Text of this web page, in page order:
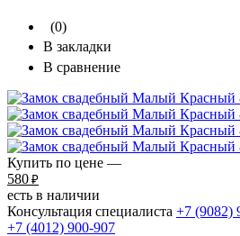
(0)
В закладки
В сравнение
Купить по цене —
580 ₽
есть в наличии
Консультация специалиста +7 (9082)
+7 (4012) 900-907